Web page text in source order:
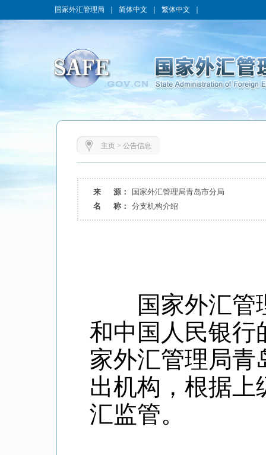
国家外汇管理局 简体中文 繁体中文
主页> 公告信息
来 源：
国家外汇管理局青岛市分局
名 称：
分支机构介绍
国家外汇管理
和中国人民银行
家外汇管理局青
出机构，根据上
汇监管。